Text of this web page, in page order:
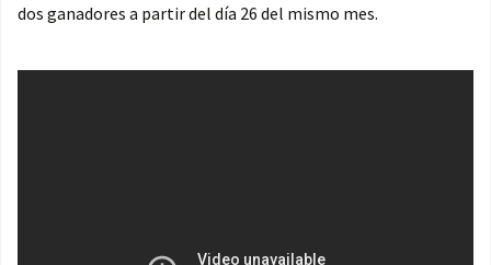
dos ganadores a partir del día 26 del mismo mes.